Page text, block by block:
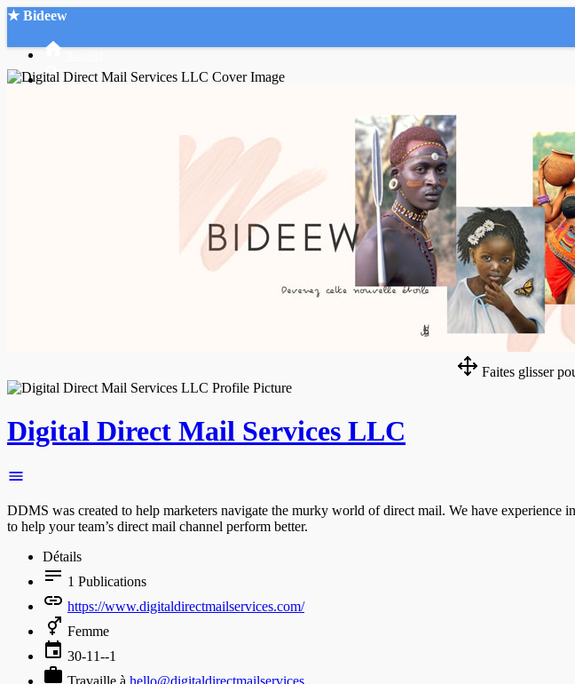
★ Bideew
Faites glisser
Digital Direct Mail Services LLC
DDMS was created to help marketers navigate the murky world of direct mail. We have
to help your team’s direct mail channel perform better.
Détails
1 Publications
https://www.digitaldirectmailservices.com/
Femme
30-11--1
Travaille à hello@digitaldirectmailservices.